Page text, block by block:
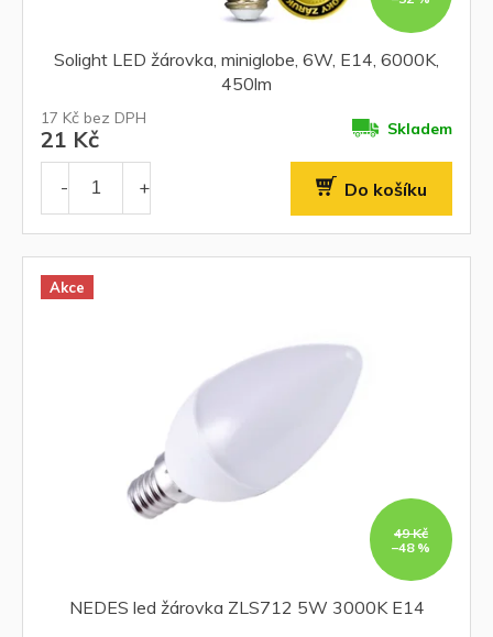
Solight LED žárovka, miniglobe, 6W, E14, 6000K,
450lm
17 Kč bez DPH
21 Kč Skladem
Do košíku
Akce
49 Kč
–48 %
NEDES led žárovka ZLS712 5W 3000K E14